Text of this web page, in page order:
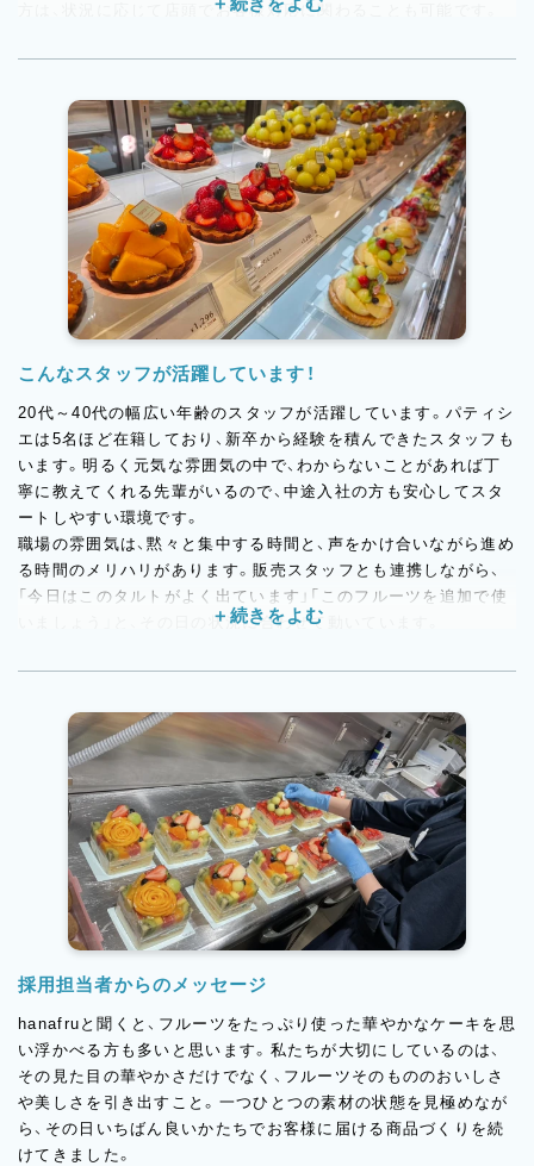
方は、状況に応じて店頭でお客様対応に関わることも可能です。
てみたい」など、希望や適性に合わせて活躍の幅を広げていけま
また、日々扱うフルーツは季節によって変わるため、自然と素材の
知識が身につく環境です。試食をしながら味や熟度を学ぶことも
あり、ただ作業を覚えるだけでなく、フルーツそのものへの理解を
深めながら成長できます。
こんなスタッフが活躍しています！
20代～40代の幅広い年齢のスタッフが活躍しています。パティシ
エは5名ほど在籍しており、新卒から経験を積んできたスタッフも
います。明るく元気な雰囲気の中で、わからないことがあれば丁
寧に教えてくれる先輩がいるので、中途入社の方も安心してスタ
ートしやすい環境です。
職場の雰囲気は、黙々と集中する時間と、声をかけ合いながら進め
る時間のメリハリがあります。販売スタッフとも連携しながら、
「今日はこのタルトがよく出ています」「このフルーツを追加で使
いましょう」と、その日の状況に合わせて動いています。
ミュニケーションを取りながら、丁寧に作業できる方がなじみや
きな方、素直に学びながら少しずつ成長していきたい方にぴった
りです。
採用担当者からのメッセージ
hanafruと聞くと、フルーツをたっぷり使った華やかなケーキを思
い浮かべる方も多いと思います。私たちが大切にしているのは、
その見た目の華やかさだけでなく、フルーツそのもののおいしさ
や美しさを引き出すこと。一つひとつの素材の状態を見極めなが
ら、その日いちばん良いかたちでお客様に届ける商品づくりを続
けてきました。